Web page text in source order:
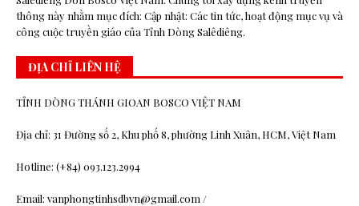
thông này nhằm mục đích: Cập nhật: Các tin tức, hoạt động mục vụ và
công cuộc truyền giáo của Tỉnh Dòng Salêdiêng.
ĐỊA CHỈ LIÊN HỆ
TỈNH DÒNG THÁNH GIOAN BOSCO VIỆT NAM
Địa chỉ: 31 Đường số 2, Khu phố 8, phường Linh Xuân, HCM, Việt Nam
Hotline: (+84) 093.123.2994
Email: vanphongtinhsdbvn@gmail.com /